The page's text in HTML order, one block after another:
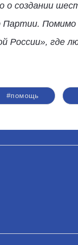
о создании
России», где
#помощь